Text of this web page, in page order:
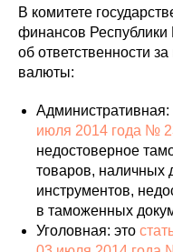
В комитете
финансов Республики
об ответственности
валюты:
Административная:
июля 2014 года №
недостоверное
товаров, наличных
инструментов,
в таможенных
Уголовная: это